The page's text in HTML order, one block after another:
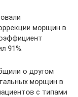
морщин в
91%.
о другом
морщин в
с типами